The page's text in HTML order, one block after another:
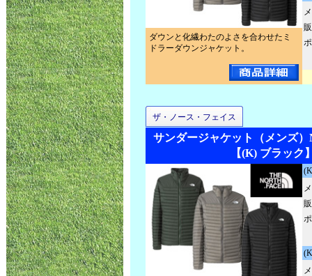
ダウンと化繊わたのよさを合わせたミ
ドラーダウンジャケット。
ザ・ノース・フェイス
サンダージャケット（メンズ
【(K) ブラック